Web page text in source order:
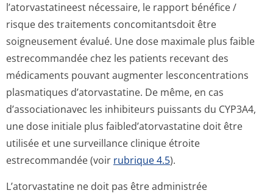
l’atorvastatineest nécessaire, le rapport bénéfice /
risque des traitements concomitantsdoit être
soigneusement évalué. Une dose maximale plus faible
estrecommandée chez les patients recevant des
médicaments pouvant augmenter lesconcentrations
plasmatiques d’atorvastatine. De même, en cas
d’associationavec les inhibiteurs puissants du CYP3A4,
une dose initiale plus faibled’atorvas­tatine doit être
utilisée et une surveillance clinique étroite
estrecommandée (voir rubrique 4.5).
L’atorvastatine ne doit pas être administrée